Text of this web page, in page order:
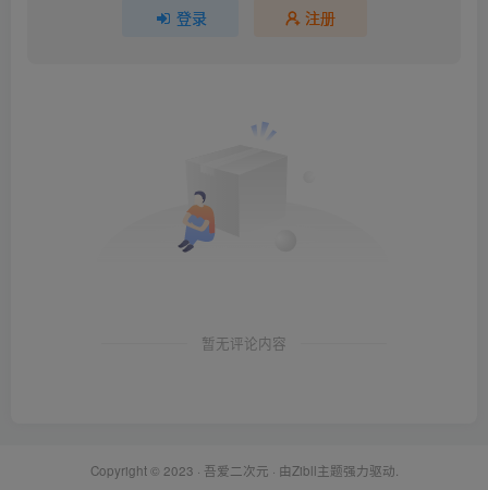
登录 注册
暂无评论内容
Copyright © 2023 · 吾爱二次元 · 由Zibll主题强力驱动.